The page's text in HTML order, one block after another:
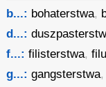
b...: bohaterstwa,
d...:
f...: filisterstwa,
g...: gangsterstwa